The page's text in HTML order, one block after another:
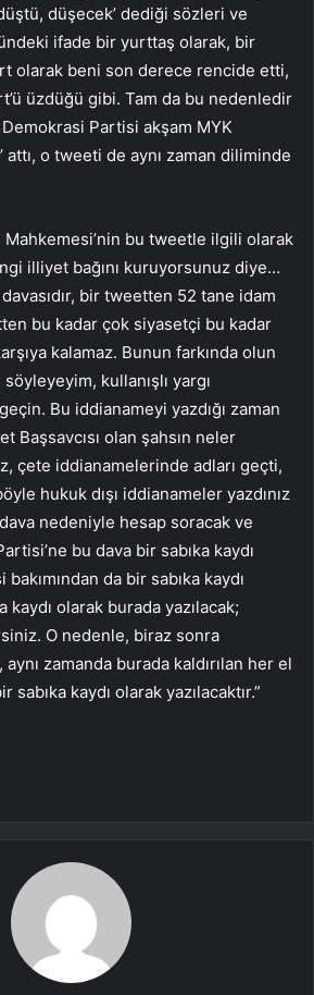
düştü, düşecek’ dediği sözleri ve
ifade bir yurttaş olarak, bir
olarak beni son derece rencide etti,
üzdüğü gibi. Tam da bu nedenledir
Partisi akşam MYK
attı, o tweeti de aynı zaman diliminde
Mahkemesi’nin bu tweetle ilgili olarak
illiyet bağını kuruyorsunuz diye…
bir tweetten 52 tane idam
bu kadar çok siyasetçi bu kadar
kalamaz. Bunun farkında olun
kullanışlı yargı
Bu iddianameyi yazdığı zaman
Başsavcısı olan şahsın neler
çete iddianamelerinde adları geçti,
hukuk dışı iddianameler yazdınız
nedeniyle hesap soracak ve
bu dava bir sabıka kaydı
da bir sabıka kaydı
kaydı olarak burada yazılacak;
O nedenle, biraz sonra
aynı zamanda burada kaldırılan her el
kaydı olarak yazılacaktır.”